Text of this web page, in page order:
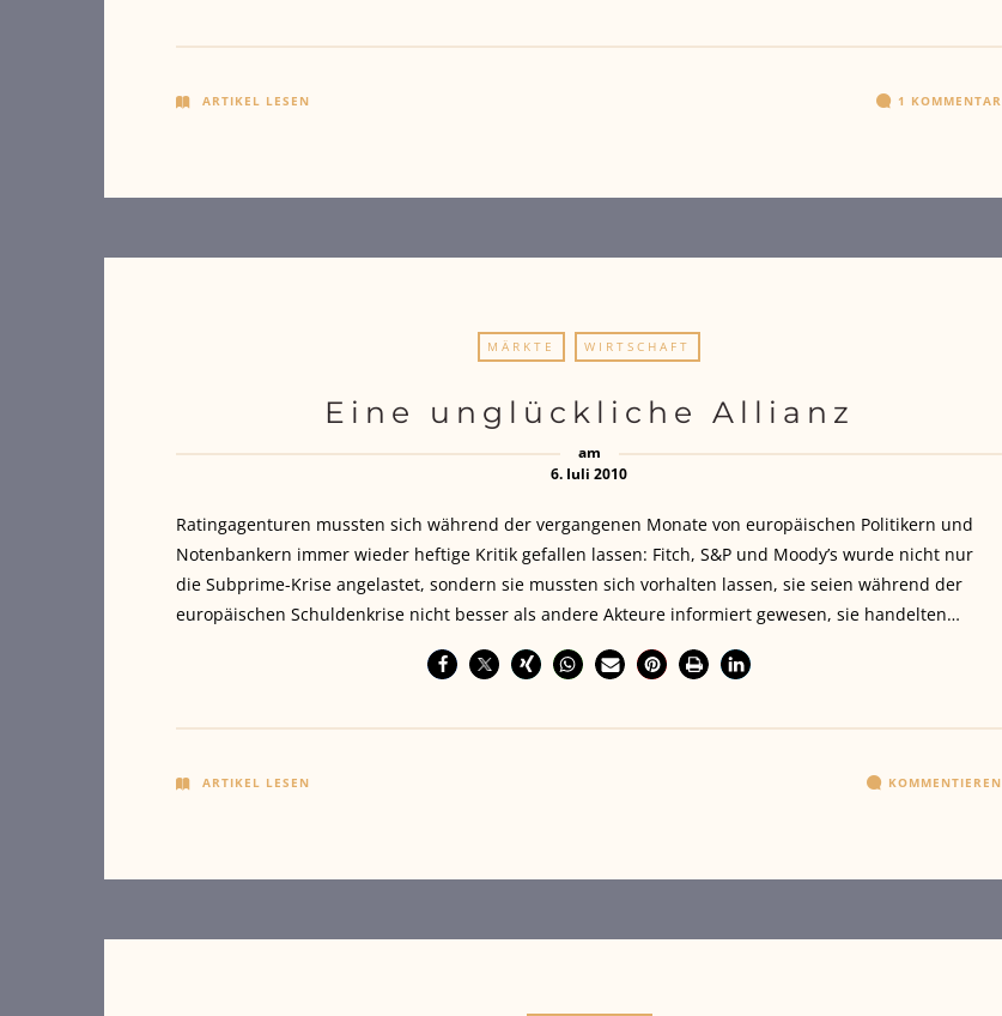
ARTIKEL LESEN 1 KOMMENTAR
MÄRKTE WIRTSCHAFT
Eine unglückliche Allianz
am
6. Juli 2010
Ratingagenturen mussten sich während der vergangenen Monate von europäischen Politikern und
Notenbankern immer wieder heftige Kritik gefallen lassen: Fitch, S&P und Moody’s wurde nicht nur
die Subprime-Krise angelastet, sondern sie mussten sich vorhalten lassen, sie seien während der
europäischen Schuldenkrise nicht besser als andere Akteure informiert gewesen, sie handelten…
ARTIKEL LESEN KOMMENTIEREN